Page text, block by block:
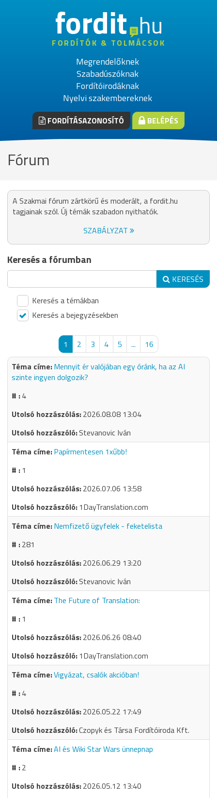
fordithu
FORDÍTÓK & TOLMÁCSOK
Megrendelőknek
Szabadúszóknak
Fordítóirodáknak
Nyelvi szakembereknek
FORDÍTÁSAZONOSÍTÓ BELÉPÉS
Fórum
A Szakmai fórum zártkörű és moderált, a fordit.hu
tagjainak szól. Új témák szabadon nyithatók.
SZABÁLYZAT
Keresés a fórumban
KERESÉS
Keresés a témákban
Keresés a bejegyzésekben
1 2 3 4 5 ...
16
Mennyit ér valójában egy óránk, ha az AI
szinte ingyen dolgozik?
4
2026.08.08 13:04
Stevanovic Iván
Papírmentesen 1xűbb!
1
2026.07.06 13:58
1DayTranslation.com
Nemfizető ügyfelek - feketelista
281
2026.06.29 13:20
Stevanovic Iván
The Future of Translation:
1
2026.06.26 08:40
1DayTranslation.com
Vigyázat, csalók akcióban!
4
2026.05.22 17:49
Czopyk és Társa Fordítóiroda Kft.
AI és Wiki Star Wars ünnepnap
2
2026.05.12 13:40